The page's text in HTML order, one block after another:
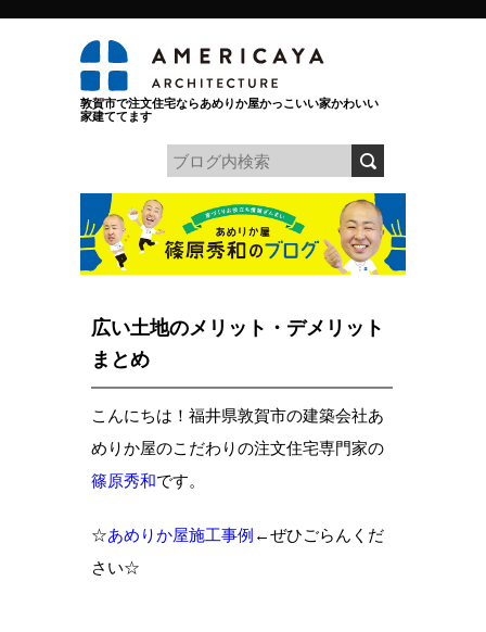
敦賀市で注文住宅ならあめりか屋かっこいい家かわいい
家建ててます
広い土地のメリット・デメリット
まとめ
こんにちは！福井県敦賀市の建築会社あ
めりか屋のこだわりの注文住宅専門家の
篠原秀和です。
☆あめりか屋施工事例 ←ぜひごらんくだ
さい☆